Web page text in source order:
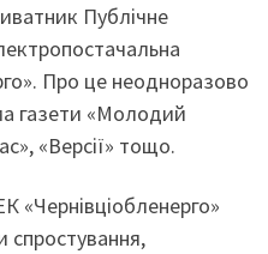
Публічне
Про це неодноразово
газети «Молодий
«Версії» тощо.
«Чернівціобленерго»